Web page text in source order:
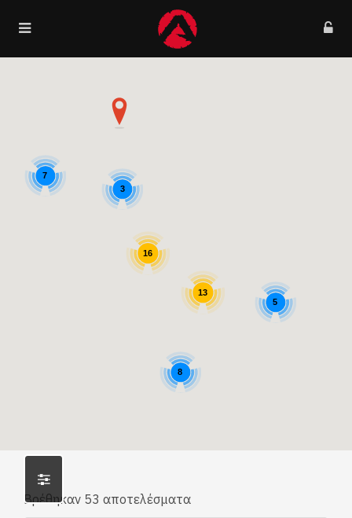
16
5
13
8
7
3
Βρέθηκαν 53 αποτελέσματα